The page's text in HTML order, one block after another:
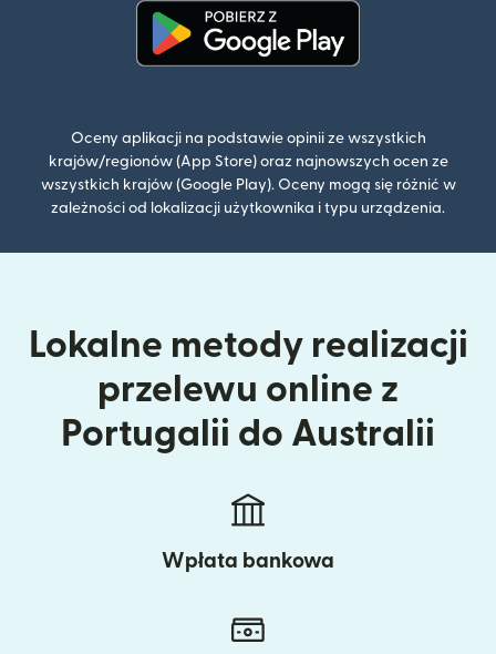
Oceny aplikacji na podstawie opinii ze wszystkich
krajów/regionów (App Store) oraz najnowszych ocen ze
wszystkich krajów (Google Play). Oceny mogą się różnić w
zależności od lokalizacji użytkownika i typu urządzenia.
Lokalne metody realizacji
przelewu online z
Portugalii do Australii
Wpłata bankowa